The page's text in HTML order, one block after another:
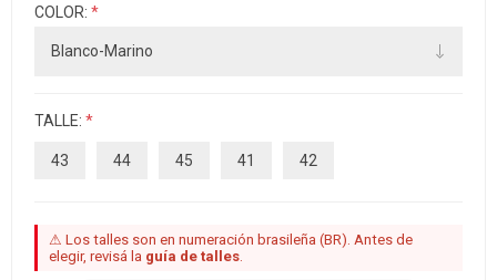
COLOR: *
TALLE: *
43 44 45 41 42
⚠ Los talles son en numeración brasileña (BR). Antes de
elegir, revisá la guía de talles